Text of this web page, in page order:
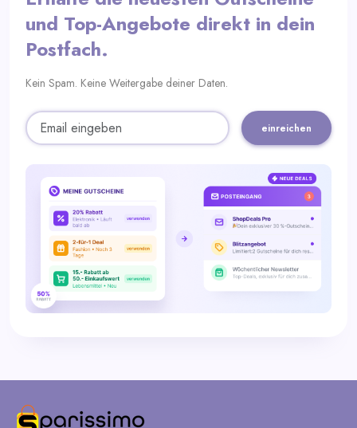
und Top-Angebote direkt in dein
Postfach.
Kein Spam. Keine Weitergabe deiner Daten.
einreichen